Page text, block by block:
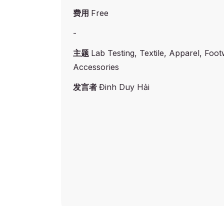
费用 Free
-
主题 Lab Testing, Textile, Apparel,
Accessories
发言者 Đinh Duy Hải